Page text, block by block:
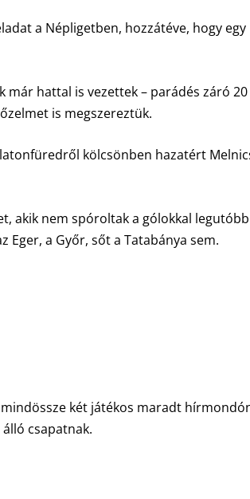
a Népligetben, hozzátéve, hogy egy
hattal is vezettek – parádés záró 20
is megszereztük.
kölcsönben hazatért
akik nem spóroltak a gólokkal legutóbb
Eger, a Győr, sőt a Tatabánya sem.
mindössze két játékos maradt
csapatnak.